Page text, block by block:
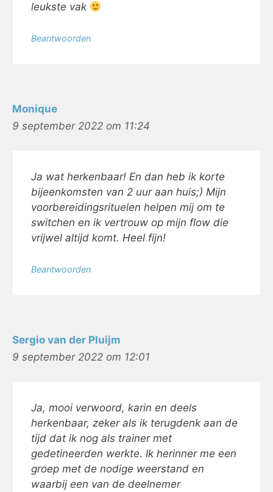
leukste vak
Beantwoorden
Monique
9 september 2022 om 11:24
Ja wat herkenbaar! En dan heb ik korte
bijeenkomsten van 2 uur aan huis;) Mijn
voorbereidingsrituelen helpen mij om te
switchen en ik vertrouw op mijn flow die
vrijwel altijd komt. Heel fijn!
Beantwoorden
Sergio van der Pluijm
9 september 2022 om 12:01
Ja, mooi verwoord, karin en deels
herkenbaar, zeker als ik terugdenk aan de
tijd dat ik nog als trainer met
gedetineerden werkte. Ik herinner me een
groep met de nodige weerstand en
waarbij een van de deelnemer